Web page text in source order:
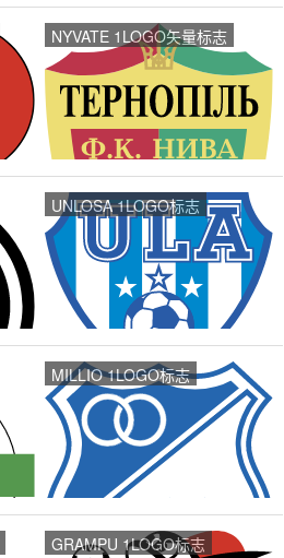
NYVATE 1LOGO矢量标志
UNLOSA 1LOGO标志
MILLIO 1LOGO标志
GRAMPU 1LOGO标志